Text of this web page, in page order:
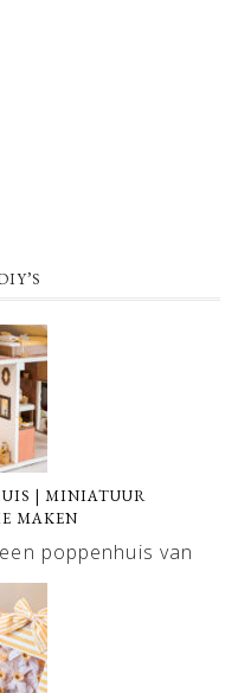
| MINIATUUR
MAKEN
poppenhuis van